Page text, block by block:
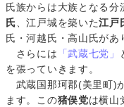
氏族からは大族となる分
氏 、江戸城を築いた江戸
氏・河越氏・高山氏があ
さらには 「武蔵七党」
を張っていきます。
武蔵国那珂郡(美里町)
ます。この猪俣党は横山